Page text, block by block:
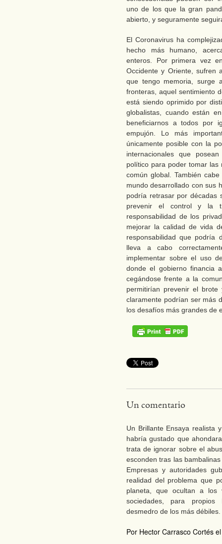
uno de los que la gran
abierto, y seguramente
El Coronavirus ha
hecho más humano,
enteros. Por primera vez
Occidente y Oriente, sufren
que tengo memoria, surge
fronteras, aquel sentimiento
está siendo oprimido por
globalistas, cuando están
beneficiarnos a todos por
empujón. Lo más
únicamente posible con la
internacionales que
político para poder tomar las
común global. También
mundo desarrollado con sus
podría retrasar por décadas
prevenir el control y la
responsabilidad de los
mejorar la calidad de vida
responsabilidad que podría
lleva a cabo
implementar sobre el uso
donde el gobierno financia
cegándose frente a la
permitirían prevenir el brote
claramente podrían ser más
los desafíos más grandes de
Un comentario
Un Brillante Ensaya realista
habría gustado que
trata de ignorar sobre el
esconden tras las
Empresas y autoridades
realidad del problema que
planeta, que ocultan a los
sociedades, para propios
desmedro de los más débiles.
Por Hector Carrasco Cortés